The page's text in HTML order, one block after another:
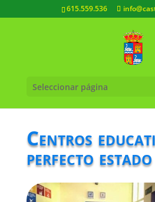
615.559.536
Seleccionar página
Centros
perfecto